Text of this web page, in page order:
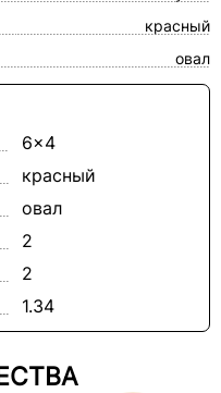
красный
овал
6x4
красный
овал
2
2
1.34